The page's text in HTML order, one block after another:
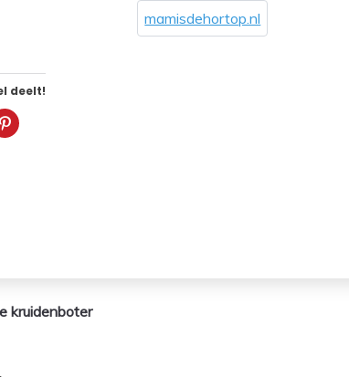
mamisdehortop.nl
deelt!
kruidenboter